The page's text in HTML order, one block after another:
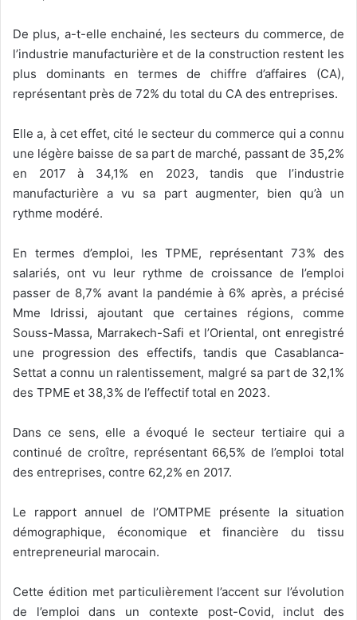
De plus, a-t-elle enchainé, les secteurs du commerce, de
l’industrie manufacturière et de la construction restent les
plus dominants en termes de chiffre d’affaires (CA),
représentant près de 72% du total du CA des entreprises.
Elle a, à cet effet, cité le secteur du commerce qui a connu
une légère baisse de sa part de marché, passant de 35,2%
en 2017 à 34,1% en 2023, tandis que l’industrie
manufacturière a vu sa part augmenter, bien qu’à un
rythme modéré.
En termes d’emploi, les TPME, représentant 73% des
salariés, ont vu leur rythme de croissance de l’emploi
passer de 8,7% avant la pandémie à 6% après, a précisé
Mme Idrissi, ajoutant que certaines régions, comme
Souss-Massa, Marrakech-Safi et l’Oriental, ont enregistré
une progression des effectifs, tandis que Casablanca-
Settat a connu un ralentissement, malgré sa part de 32,1%
des TPME et 38,3% de l’effectif total en 2023.
Dans ce sens, elle a évoqué le secteur tertiaire qui a
continué de croître, représentant 66,5% de l’emploi total
des entreprises, contre 62,2% en 2017.
Le rapport annuel de l’OMTPME présente la situation
démographique, économique et financière du tissu
entrepreneurial marocain.
Cette édition met particulièrement l’accent sur l’évolution
de l’emploi dans un contexte post-Covid, inclut des